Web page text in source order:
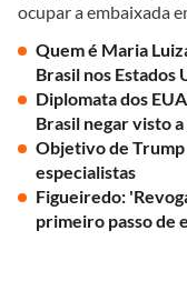
ocupar a embaixada
Quem é Maria
Brasil nos
Diplomata dos
Brasil negar visto
Objetivo de
especialistas
Figueiredo:
primeiro passo de